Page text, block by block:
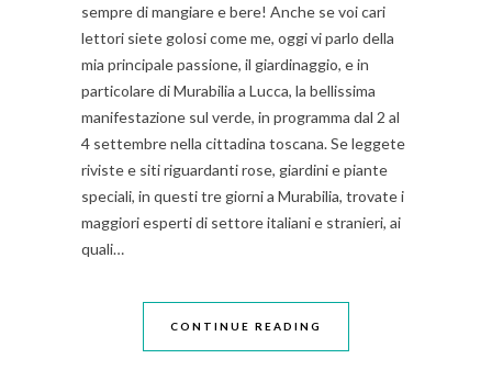
sempre di mangiare e bere! Anche se voi cari
lettori siete golosi come me, oggi vi parlo della
mia principale passione, il giardinaggio, e in
particolare di Murabilia a Lucca, la bellissima
manifestazione sul verde, in programma dal 2 al
4 settembre nella cittadina toscana. Se leggete
riviste e siti riguardanti rose, giardini e piante
speciali, in questi tre giorni a Murabilia, trovate i
maggiori esperti di settore italiani e stranieri, ai
quali…
CONTINUE READING